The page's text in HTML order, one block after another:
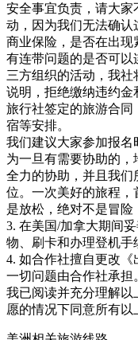
安全事宜负责，请大
动，因为我们无法确
商业保险，是否在出
有连带问题的是否可
三方组织的活动，我社
说明，拒绝缴纳违约
旅行社签定的旅游合
宿等安排。
我们建议大家参加报名
为一旦有需要协助的
全力的协助，并且我
位。一次美好的旅程
是放松，绝对不是冒险
3. 在美国/加拿大期间
物、刷卡和办理登机手
4. 如合作社擅自更改
一切问题由合作社承担
我已阅读并充分理解以
愿的情况下同意所有以